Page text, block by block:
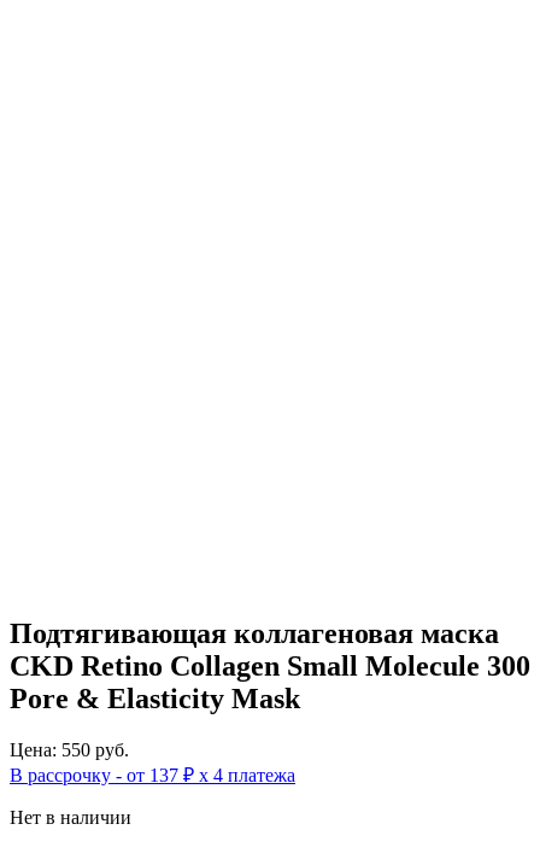
Подтягивающая коллагеновая маска
CKD Retino Collagen Small Molecule 300
Pore & Elasticity Mask
Цена: 550 руб.
В рассрочку - от 137 ₽ х 4 платежа
Нет в наличии